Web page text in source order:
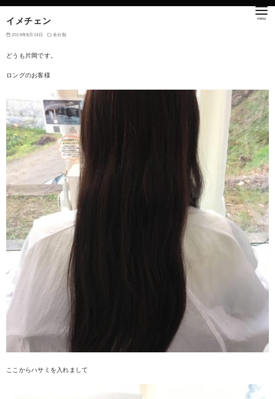
イメチェン
2019年8月14日 未分類
どうも片岡です。
ロングのお客様
ここからハサミを入れまして